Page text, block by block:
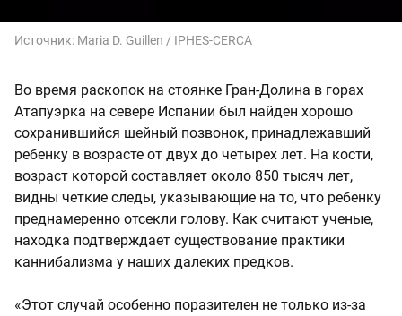
Источник: Maria D. Guillen / IPHES-CERCA
Во время раскопок на стоянке Гран-Долина в горах
Атапуэрка на севере Испании был найден хорошо
сохранившийся шейный позвонок, принадлежавший
ребенку в возрасте от двух до четырех лет. На кости,
возраст которой составляет около 850 тысяч лет,
видны четкие следы, указывающие на то, что ребенку
преднамеренно отсекли голову. Как считают ученые,
находка подтверждает существование практики
каннибализма у наших далеких предков.
«Этот случай особенно поразителен не только из-за